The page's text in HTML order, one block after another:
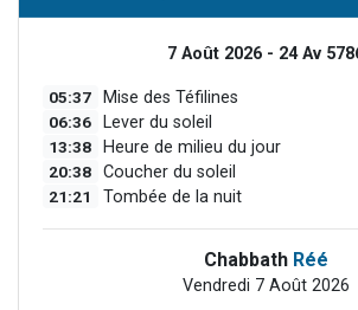
7 Août 2026 - 24 Av
05:37 Mise des Téfilines
06:36 Lever du soleil
13:38 Heure de milieu du jour
20:38 Coucher du soleil
21:21 Tombée de la nuit
Chabbath Réé
Vendredi 7 Août 2026